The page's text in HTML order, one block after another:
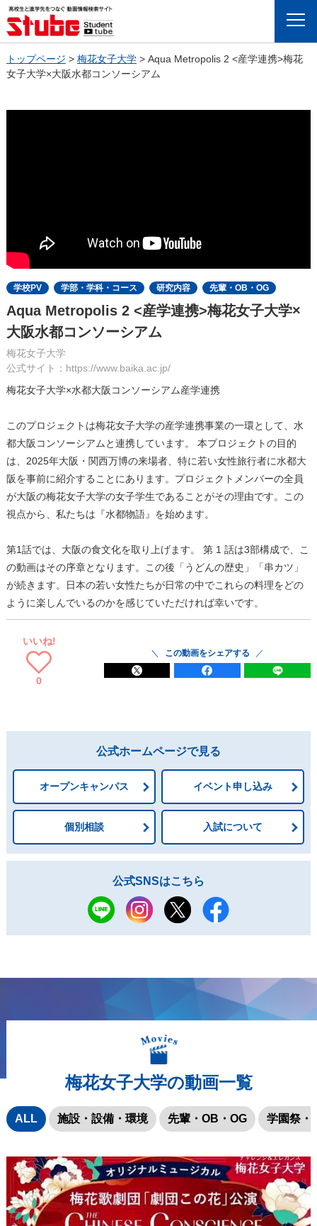
Menu
トップページ > 梅花女子大学> Aqua Metropolis 2 <産学連携>梅花
女子大学×大阪水都コンソーシアム
学校PV 学部・学科・コース 研究内容 先輩・OB・OG
Aqua Metropolis 2 <産学連携>梅花女子大学×
大阪水都コンソーシアム
梅花女子大学
公式サイト：https://www.baika.ac.jp/
梅花女子大学×水都大阪コンソーシアム産学連携
このプロジェクトは梅花女子大学の産学連携事業の一環として、水
都大阪コンソーシアムと連携しています。 本プロジェクトの目的
は、2025年大阪・関西万博の来場者、特に若い女性旅行者に水都大
阪を事前に紹介することにあります。プロジェクトメンバーの全員
が大阪の梅花女子大学の女子学生であることがその理由です。この
視点から、私たちは『水都物語』を始めます。
第1話では、大阪の食文化を取り上げます。 第 1 話は3部構成で、こ
の動画はその序章となります。この後「うどんの歴史」「串カツ」
が続きます。日本の若い女性たちが日常の中でこれらの料理をどの
ように楽しんでいるのかを感じていただければ幸いです。
いいね!
0
この動画をシェアする
公式ホームページで見る
オープンキャンパス イベント申し込み
個別相談 入試について
公式SNSはこちら
梅花女子大学の動画一覧
ALL 施設・設備・環境 先輩・OB・OG 学園祭・